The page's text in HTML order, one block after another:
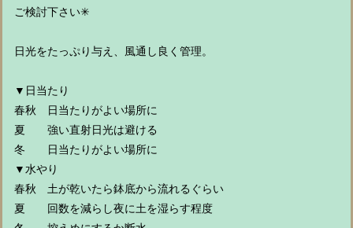
ご検討下さい✳︎
日光をたっぷり与え、風通し良く管理。
▼日当たり
春秋 日当たりがよい場所に
夏 強い直射日光は避ける
冬 日当たりがよい場所に
▼水やり
春秋 土が乾いたら鉢底から流れるぐらい
夏 回数を減らし夜に土を湿らす程度